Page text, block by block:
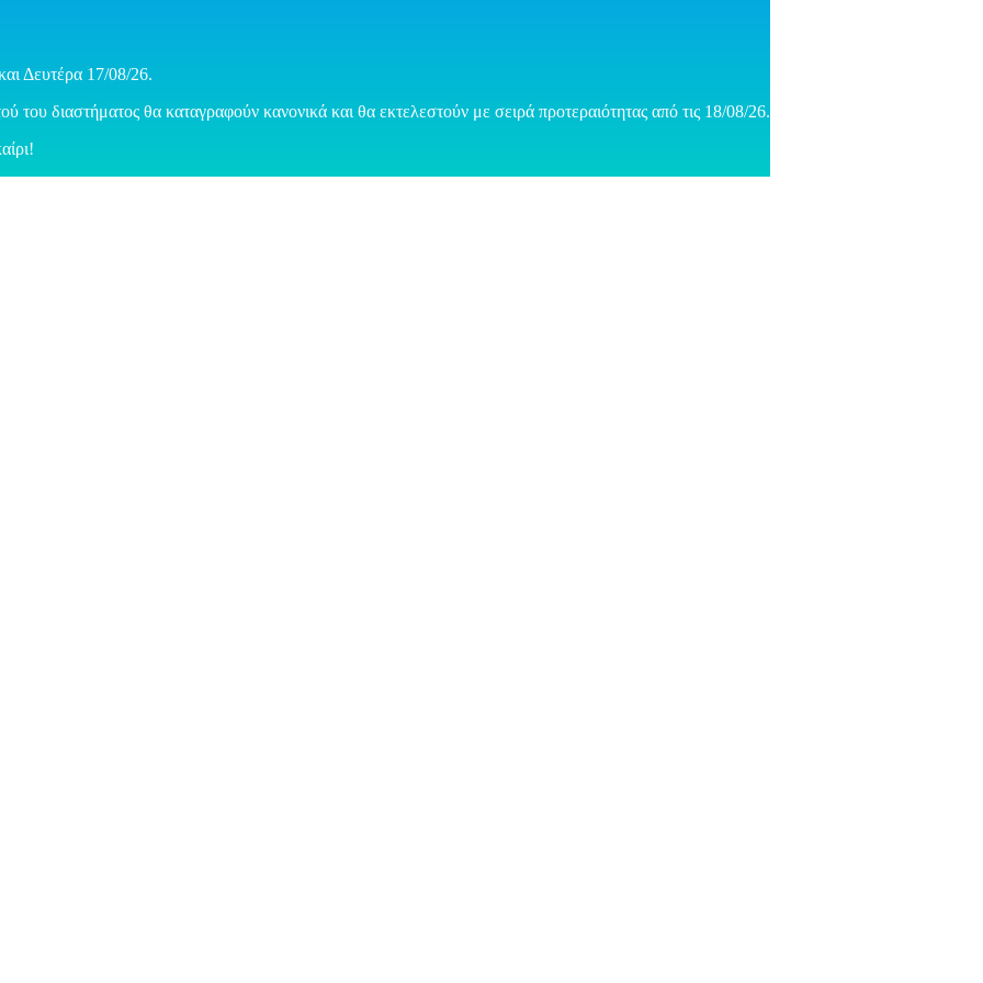
Δευτέρα 17/08/26.
του διαστήματος θα καταγραφούν κανονικά και θα εκτελεστούν με σειρά προτεραιότητας από τις 18/08/26.